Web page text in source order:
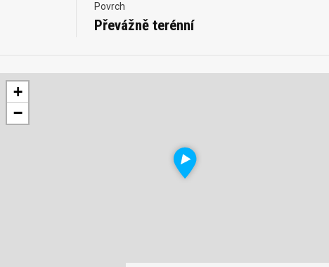
Povrch
Převážně terénní
+
−